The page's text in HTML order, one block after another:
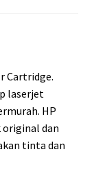
Cartridge.
laserjet
HP
original dan
tinta dan